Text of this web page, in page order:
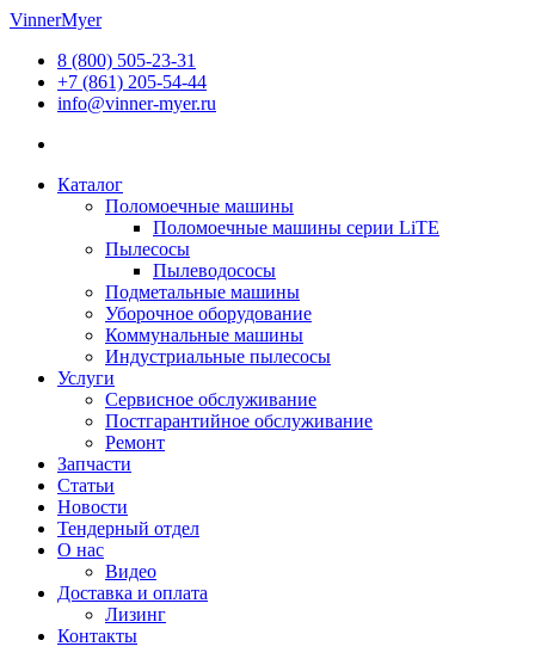
Перейти
содержимому
VinnerMyer
8 (800) 505-23-31
+7 (861) 205-54-44
info@vinner-myer.ru
Каталог
Поломоечные машины
Поломоечные машины серии LiTE
Пылесосы
Пылеводососы
Подметальные машины
Уборочное оборудование
Коммунальные машины
Индустриальные пылесосы
Услуги
Сервисное обслуживание
Постгарантийное обслуживание
Ремонт
Запчасти
Статьи
Новости
Тендерный отдел
О нас
Видео
Доставка и оплата
Лизинг
Контакты